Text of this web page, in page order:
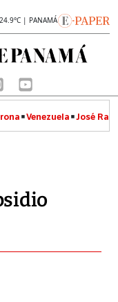
| PANAMÁ
Venezuela José